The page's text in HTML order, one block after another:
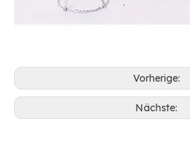
Vorherige:
Nächste: